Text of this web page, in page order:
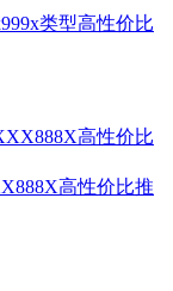
类型高性价比
高性价比推